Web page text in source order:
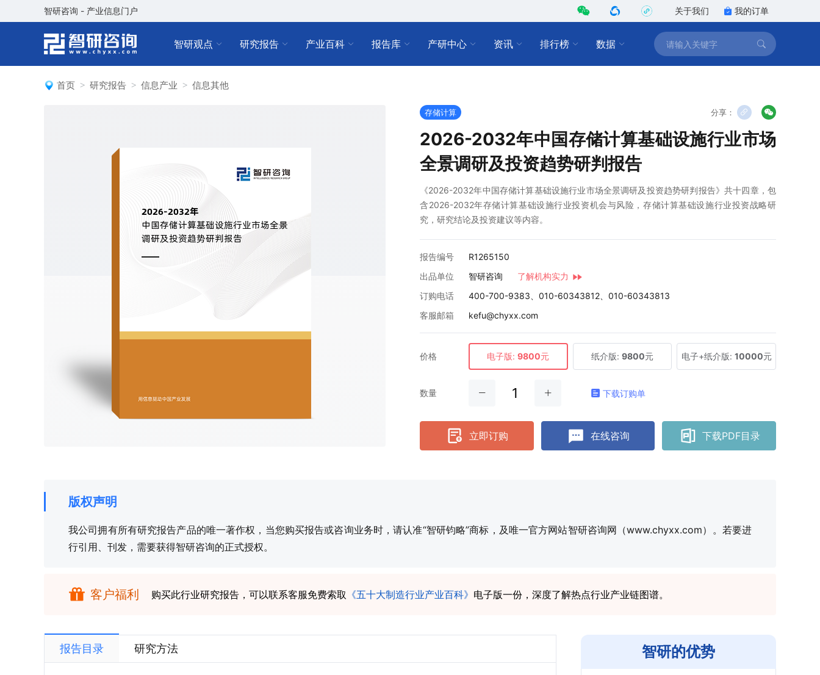
智研咨询 - 产业信息门户 关于我们 我的订单
智研观点 研究报告 产业百科 报告库 产研中心 资讯 排行榜 数据
首页 研究报告 信息产业 信息其他
存储计算 分享：
2026-2032年中国存储计算基础设施行业市场
全景调研及投资趋势研判报告
《2026-2032年中国存储计算基础设施行业市场全景调研及投资趋势研判报告》共十四章，包
含2026-2032年存储计算基础设施行业投资机会与风险，存储计算基础设施行业投资战略研
究，研究结论及投资建议等内容。
报告编号
R1265150
出品单位
智研咨询
了解机构实力
订购电话
400-700-9383、010-60343812、010-60343813
客服邮箱
kefu@chyxx.com
价格 电子版: 9800元 纸介版: 9800元 电子+纸介版: 10000元
数量 下载订购单
立即订购 在线咨询 下载PDF目录
版权声明
我公司拥有所有研究报告产品的唯一著作权，当您购买报告或咨询业务时，请认准“智研钧略”商标，及唯一官方网站智研咨询网（www.chyxx.com）。若要进
行引用、刊发，需要获得智研咨询的正式授权。
客户福利 购买此行业研究报告，可以联系客服免费索取 《五十大制造行业产业百科》 电子版一份，深度了解热点行业产业链图谱。
报告目录 研究方法 智研的优势